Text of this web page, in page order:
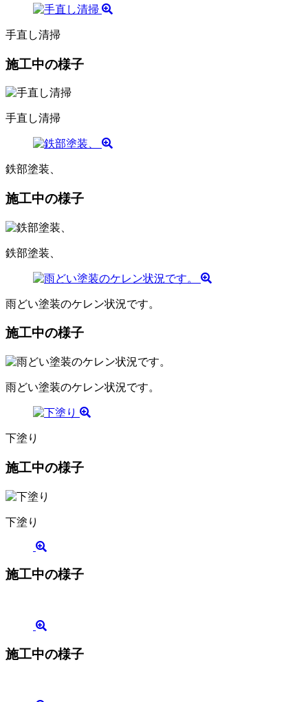
手直し清掃
施工中の様子
手直し清掃
鉄部塗装、
施工中の様子
鉄部塗装、
雨どい塗装のケレン状況です。
施工中の様子
雨どい塗装のケレン状況です。
下塗り
施工中の様子
下塗り
施工中の様子
施工中の様子